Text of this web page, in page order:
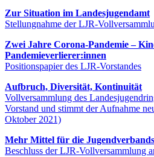
Zur Situation im Landesjugendamt
Stellungnahme der LJR-
Zwei Jahre Corona-Pandemie –
Pandemieverlierer:innen
Positionspapier des LJR-Vorstandes
Aufbruch, Diversität, Kontinuität
Vollversammlung des
Vorstand und stimmt der Aufnahme
Oktober 2021)
Mehr Mittel für die
Beschluss der LJR-Vollversammlung